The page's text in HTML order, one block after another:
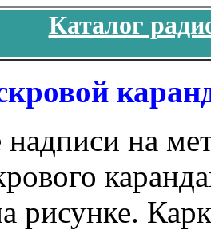
Каталог
надписи на
рисунке.